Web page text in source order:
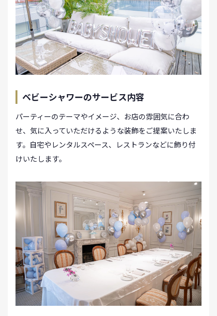
ベビーシャワーのサービス内容
パーティーのテーマやイメージ、お店の雰囲気に合わ
せ、気に入っていただけるような装飾をご提案いたしま
す。自宅やレンタルスペース、レストランなどに飾り付
けいたします。